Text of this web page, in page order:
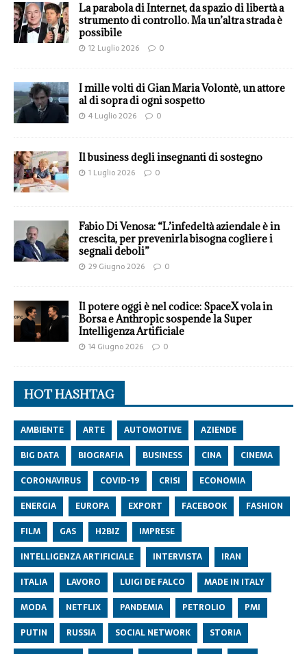
La parabola di Internet, da spazio di libertà a
strumento di controllo. Ma un’altra strada è
possibile
12 Luglio 2026 0
I mille volti di Gian Maria Volontè, un attore
al di sopra di ogni sospetto
4 Luglio 2026 0
Il business degli insegnanti di sostegno
1 Luglio 2026 0
Fabio Di Venosa: “L’infedeltà aziendale è in
crescita, per prevenirla bisogna cogliere i
segnali deboli”
29 Giugno 2026 0
Il potere oggi è nel codice: SpaceX vola in
Borsa e Anthropic sospende la Super
Intelligenza Artificiale
14 Giugno 2026 0
HOT HASHTAG
AMBIENTE ARTE AUTOMOTIVE
AZIENDE
BIG DATA
BIOGRAFIA BUSINESS CINA
CINEMA
CORONAVIRUS
COVID-19 CRISI
ECONOMIA
ENERGIA
EUROPA EXPORT FACEBOOK
FASHION
FILM
GAS H2BIZ
IMPRESE
INTELLIGENZA ARTIFICIALE
INTERVISTA
IRAN
ITALIA
LAVORO LUIGI DE FALCO
MADE IN ITALY
MODA
NETFLIX PANDEMIA PETROLIO
PMI
PUTIN
RUSSIA SOCIAL NETWORK
STORIA